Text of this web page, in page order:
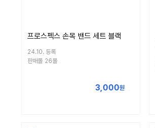
프로스펙스 손목 밴드 세트 블랙
24.10. 등록
판매몰 26몰
3,000원